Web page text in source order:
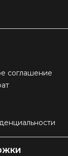
соглашение